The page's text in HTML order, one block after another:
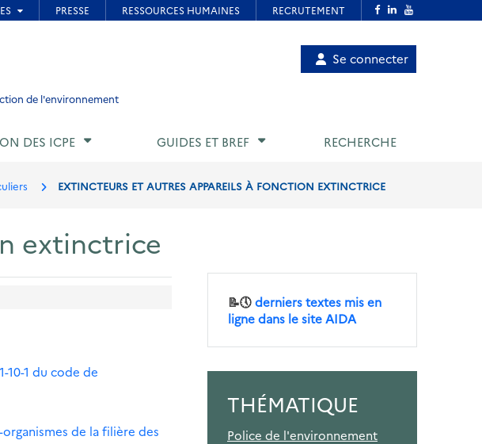
de l'environnement
Menu
utilisateur
Se connecter
DES ICPE GUIDES ET BREF RECHERCHE
EXTINCTEURS ET AUTRES APPAREILS À FONCTION EXTINCTRICE
extinctrice
10-1 du code de
de la filière des
📝🕔derniers textes mis en
ligne dans le site AIDA
THÉMATIQUE
Police de l'environnement